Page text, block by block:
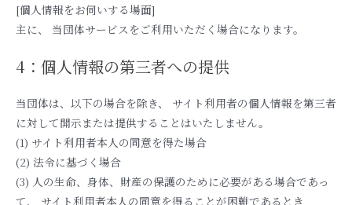
[個人情報をお伺いする場面]
主に、 当団体サービスをご利用いただく場合になります。
4：個人情報の第三者への提供
当団体は、以下の場合を除き、 サイト利用者の個人情報を第三者
に対して開示または提供することはいたしません。
(1) サイト利用者本人の同意を得た場合
(2) 法令に基づく場合
(3) 人の生命、身体、財産の保護のために必要がある場合であっ
て、 サイト利用者本人の同意を得ることが困難であるとき